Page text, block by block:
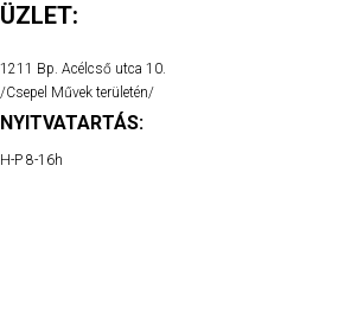
ÜZLET:
1211 Bp. Acélcső utca 10.
/Csepel Művek területén/
NYITVATARTÁS:
H-P 8-16h